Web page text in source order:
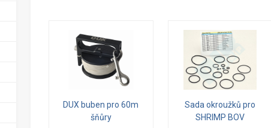
DUX buben pro 60m
šňůry
Sada okroužků pro
SHRIMP BOV